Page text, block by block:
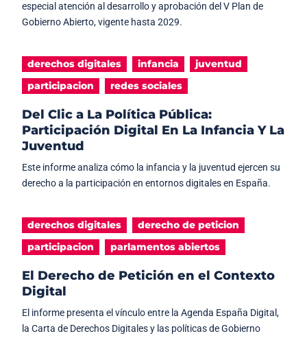
especial atención al desarrollo y aprobación del V Plan de
Gobierno Abierto, vigente hasta 2029.
derechos digitales infancia
juventud
participacion
redes sociales
Del Clic a La Política Pública:
Participación Digital En La Infancia Y La
Juventud
Este informe analiza cómo la infancia y la juventud ejercen su
derecho a la participación en entornos digitales en España.
derechos digitales
derecho de peticion
participacion
parlamentos abiertos
El Derecho de Petición en el Contexto
Digital
El informe presenta el vínculo entre la Agenda España Digital,
la Carta de Derechos Digitales y las políticas de Gobierno